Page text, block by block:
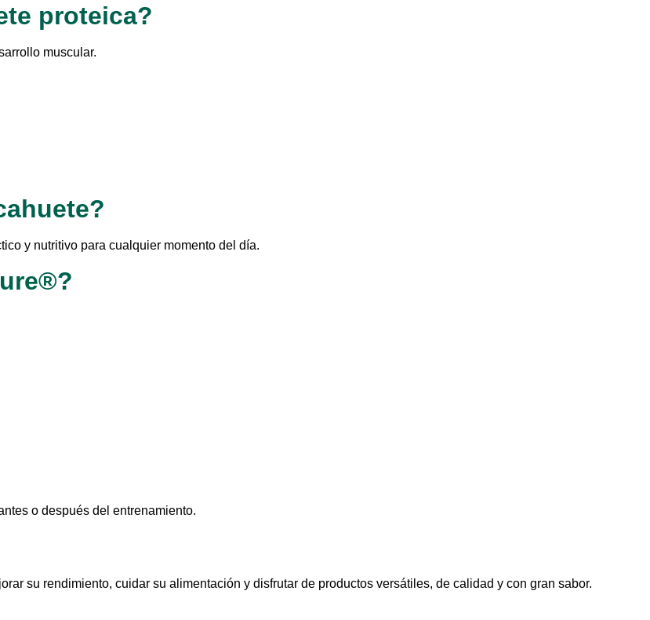
proteica?
muscular.
y nutritivo para cualquier momento del día.
o después del entrenamiento.
su rendimiento, cuidar su alimentación y disfrutar de productos versátiles, de calidad y con gran sabor.